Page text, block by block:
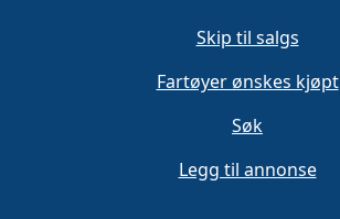
Skip til salgs
Fartøyer ønskes kjøpt
Søk
Legg til annonse